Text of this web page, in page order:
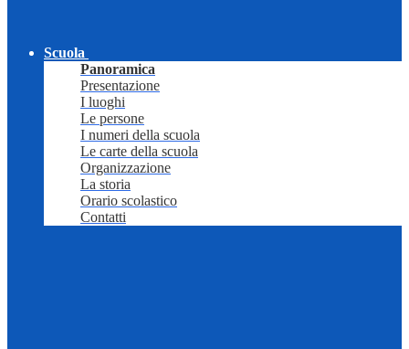
Scuola
Panoramica
Presentazione
I luoghi
Le persone
I numeri della scuola
Le carte della scuola
Organizzazione
La storia
Orario scolastico
Contatti